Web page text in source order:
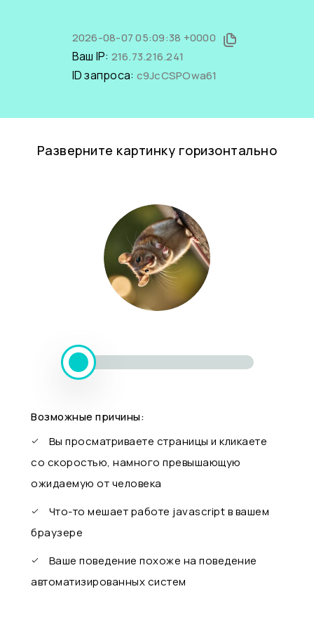
2026-08-07 05:09:38 +0000
Ваш IP: 216.73.216.241
ID запроса: c9JcCSPOwa61
Разверните картинку горизонтально
Возможные причины:
Вы просматриваете страницы и кликаете
со скоростью, намного превышающую
ожидаемую от человека
Что-то мешает работе javascript в вашем
браузере
Ваше поведение похоже на поведение
автоматизированных систем